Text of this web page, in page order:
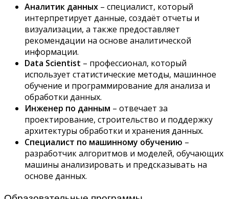
Аналитик данных – специалист, который
интерпретирует данные, создаёт отчеты и
визуализации, а также предоставляет
рекомендации на основе аналитической
информации.
Data Scientist – профессионал, который
использует статистические методы, машинное
обучение и программирование для анализа и
обработки данных.
Инженер по данным – отвечает за
проектирование, строительство и поддержку
архитектуры обработки и хранения данных.
Специалист по машинному обучению –
разработчик алгоритмов и моделей, обучающих
машины анализировать и предсказывать на
основе данных.